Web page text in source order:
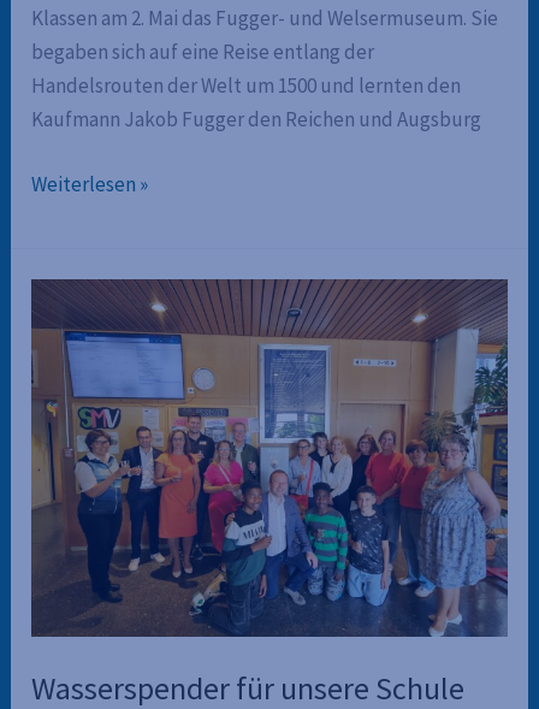
Klassen am 2. Mai das Fugger- und Welsermuseum. Sie
begaben sich auf eine Reise entlang der
Handelsrouten der Welt um 1500 und lernten den
Kaufmann Jakob Fugger den Reichen und Augsburg
Die
besuchen
das
Fugger
und
Welser
Erlebnismuseum
Weiterlesen »
Wasserspender für unsere Schule